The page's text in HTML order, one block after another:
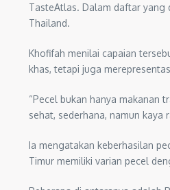
TasteAtlas. Dalam daftar yang
Thailand.
Khofifah menilai capaian
khas, tetapi juga
“Pecel bukan hanya makanan
sehat, sederhana, namun kaya
Ia mengatakan keberhasilan
Timur memiliki varian pecel